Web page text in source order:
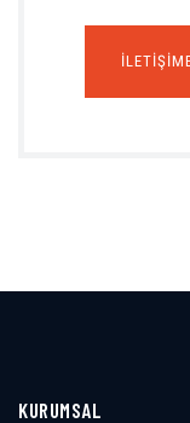
KURUMSAL